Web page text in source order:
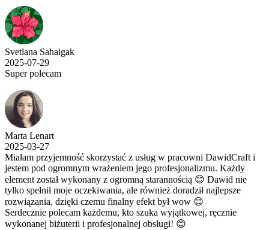
Svetlana Sahaigak
2025-07-29
Super polecam
Marta Lenart
2025-03-27
Miałam przyjemność skorzystać z usług w pracowni DawidCraft i
jestem pod ogromnym wrażeniem jego profesjonalizmu. Każdy
element został wykonany z ogromną starannością 😊 Dawid nie
tylko spełnił moje oczekiwania, ale również doradził najlepsze
rozwiązania, dzięki czemu finalny efekt był wow 😊
Serdecznie polecam każdemu, kto szuka wyjątkowej, ręcznie
wykonanej biżuterii i profesjonalnej obsługi! 😊